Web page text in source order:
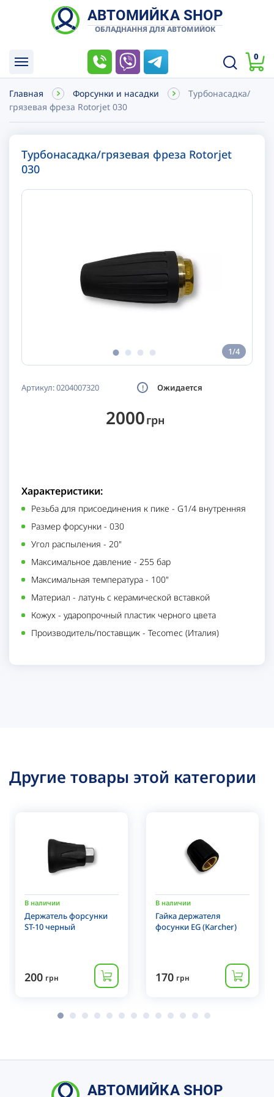
АВТОМИЙКА SHOP
ОБЛАДНАННЯ ДЛЯ АВТОМИЙОК
0
Главная Форсунки и насадки
Турбонасадка/
грязевая фреза Rotorjet 030
1/4
Турбонасадка/грязевая фреза Rotorjet
030
Артикул:0204007320 Ожидается
2000грн
Характеристики:
Резьба для присоединения к пике - G1/4 внутренняя
Размер форсунки - 030
Угол распыления - 20"
Максимальное давление - 255 бар
Максимальная температура - 100"
Материал - латунь с керамической вставкой
Кожух - ударопрочный пластик черного цвета
Производитель/поставщик - Tecomec (Италия)
Другие товары этой категории
В наличии
Держатель форсунки
ST-10 черный
200 грн
В наличии
Гайка держателя
фосунки EG (Karcher)
170 грн
АВТОМИЙКА SHOP